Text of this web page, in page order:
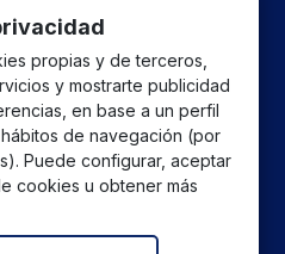
ha recibido una ayuda de la
Programa FEDER Andalucía
la competitividad y la
y artesano en Andalucía,
realización de proyectos para
y consolidación de pymes
propias y de terceros,
y mostrarte publicidad
en base a un perfil
de navegación (por
Puede configurar, aceptar
cookies u obtener más